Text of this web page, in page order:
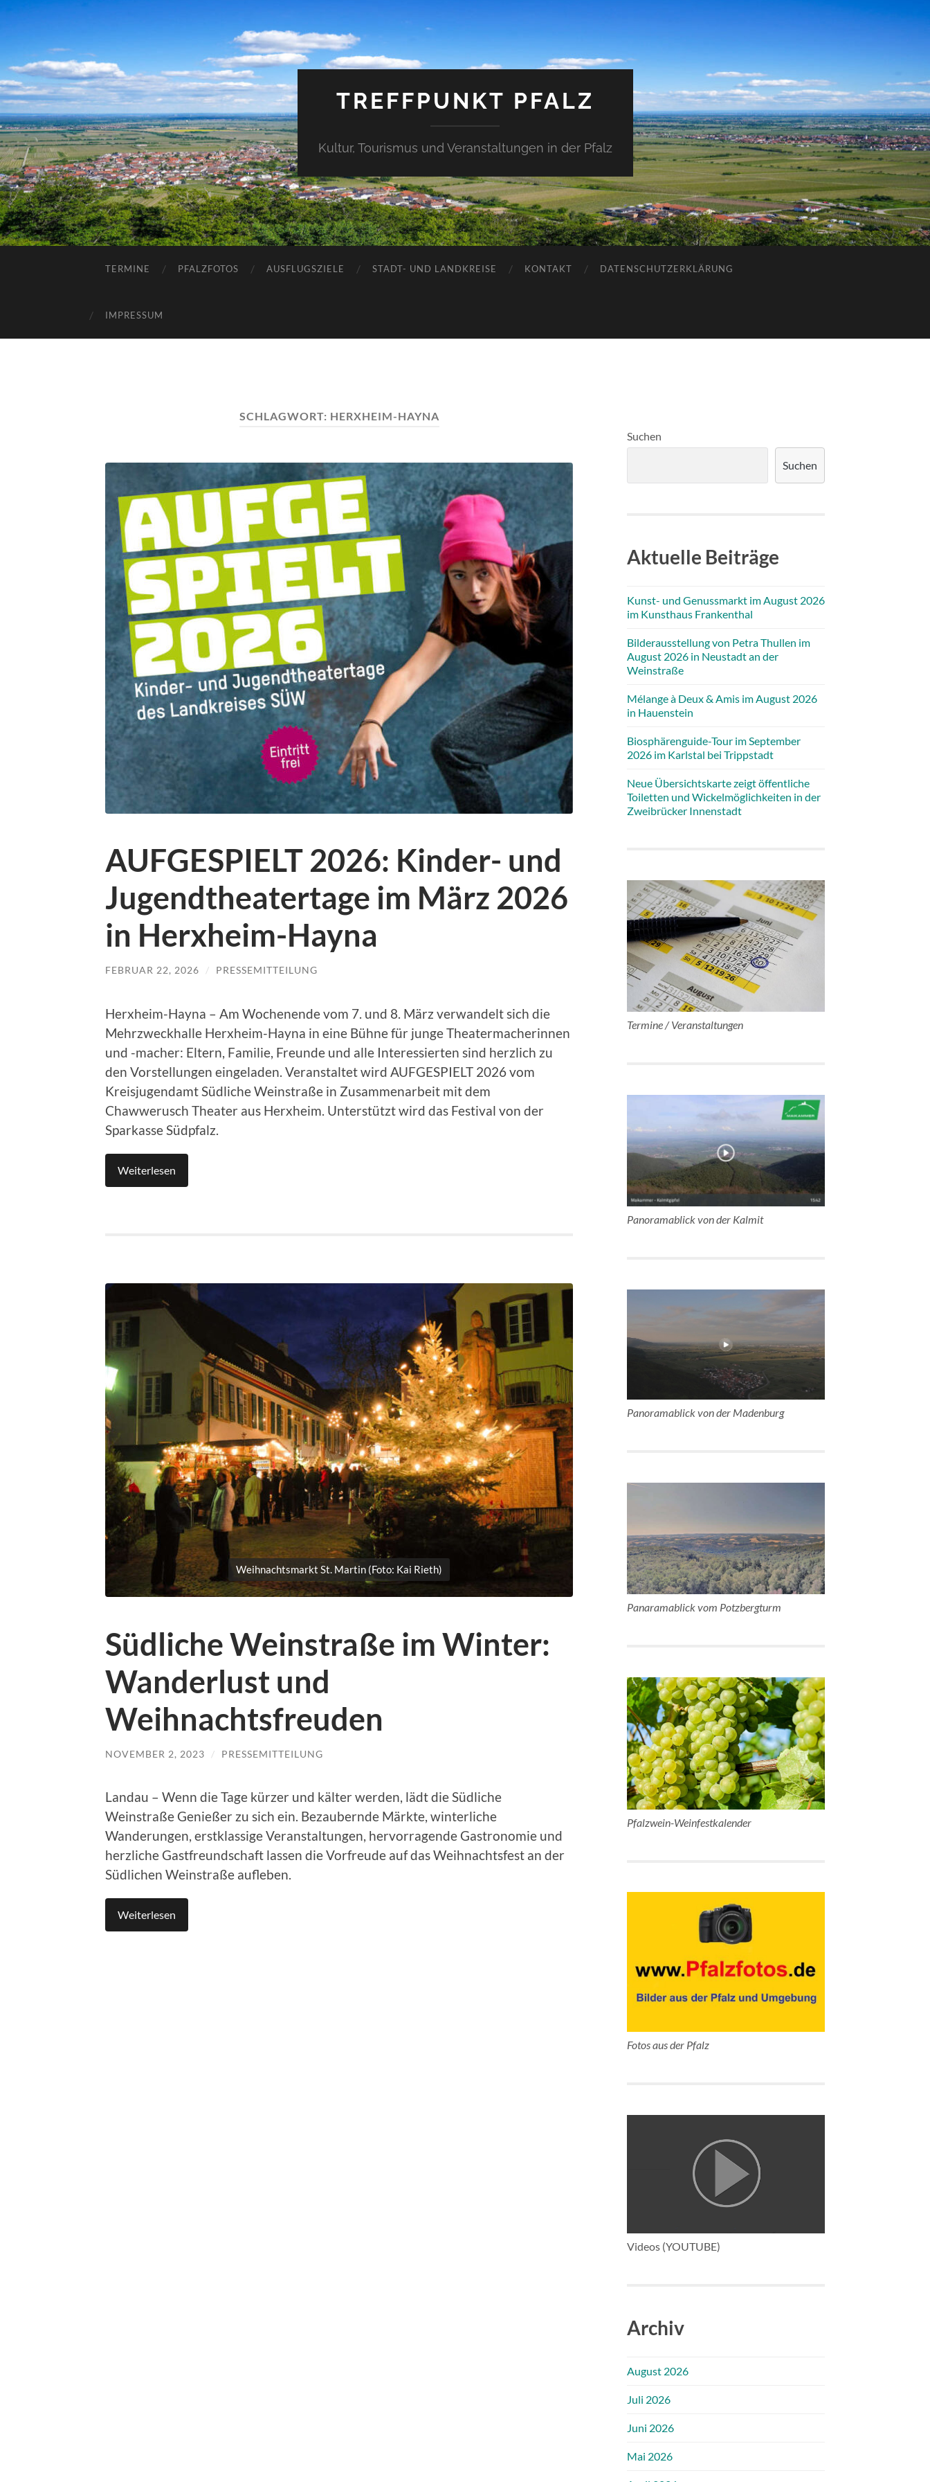
TREFFPUNKT PFALZ
Kultur, Tourismus und Veranstaltungen in der Pfalz
TERMINE PFALZFOTOS AUSFLUGSZIELE STADT- UND LANDKREISE KONTAKT DATENSCHUTZERKLÄRUNG
IMPRESSUM
SCHLAGWORT: HERXHEIM-HAYNA
AUFGESPIELT 2026: Kinder- und
Jugendtheatertage im März 2026
in Herxheim-Hayna
FEBRUAR 22, 2026 / PRESSEMITTEILUNG
Herxheim-Hayna – Am Wochenende vom 7. und 8. März verwandelt sich die
Mehrzweckhalle Herxheim-Hayna in eine Bühne für junge Theatermacherinnen
und -macher: Eltern, Familie, Freunde und alle Interessierten sind herzlich zu
den Vorstellungen eingeladen. Veranstaltet wird AUFGESPIELT 2026 vom
Kreisjugendamt Südliche Weinstraße in Zusammenarbeit mit dem
Chawwerusch Theater aus Herxheim. Unterstützt wird das Festival von der
Sparkasse Südpfalz.
Weiterlesen
Weihnachtsmarkt St. Martin (Foto: Kai Rieth)
Südliche Weinstraße im Winter:
Wanderlust und
Weihnachtsfreuden
NOVEMBER 2, 2023 / PRESSEMITTEILUNG
Landau – Wenn die Tage kürzer und kälter werden, lädt die Südliche
Weinstraße Genießer zu sich ein. Bezaubernde Märkte, winterliche
Wanderungen, erstklassige Veranstaltungen, hervorragende Gastronomie und
herzliche Gastfreundschaft lassen die Vorfreude auf das Weihnachtsfest an der
Südlichen Weinstraße aufleben.
Weiterlesen
Suchen
Suchen
Aktuelle Beiträge
Kunst- und Genussmarkt im August 2026
im Kunsthaus Frankenthal
Bilderausstellung von Petra Thullen im
August 2026 in Neustadt an der
Weinstraße
Mélange à Deux & Amis im August 2026
in Hauenstein
Biosphärenguide-Tour im September
2026 im Karlstal bei Trippstadt
Neue Übersichtskarte zeigt öffentliche
Toiletten und Wickelmöglichkeiten in der
Zweibrücker Innenstadt
Termine / Veranstaltungen
Panoramablick von der Kalmit
Panoramablick von der Madenburg
Panaramablick vom Potzbergturm
Pfalzwein-Weinfestkalender
Fotos aus der Pfalz
Videos (YOUTUBE)
Archiv
August 2026
Juli 2026
Juni 2026
Mai 2026